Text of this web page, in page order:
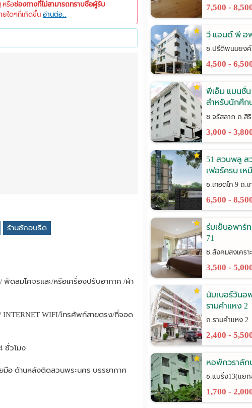
หรือช่องทางที่ไม่สามารถทราบชื่อผู้รับ
ยใดๆที่เกิดขึ้น อ่านต่อ..
ร้านซักอบรีด
พัดลมโคจรและ/หรือเครื่องปรับอากาศ /ผ้า
WIFI/โทรศัพท์สายตรง/ที่จอด
ชั่วโมง
มือ ด้านหลังติดสวนพระนคร บรรยากาศ
7,500 -
วี แอนด์ พี อ
ซ.ปรีดีพนมยงค์
4,500 -
พีเอ็ม แมนชั่น
สำหรับนักศึก
ราชภัฎฯ
ซ.จรัสลาภ ถ.สิ
3,000 -
51 สวนพลู ส
เฟอร์ครบ เห
ซ.เทอดไท 9 ถ.เ
6,500 -
ร่มเย็นอพาร์
71
3,500 -
นัมเบอร์วันอ
รามคำแหง 2
ถ.รามคำแหง 2
2,400 -
หอพักวราลั
1,700 -